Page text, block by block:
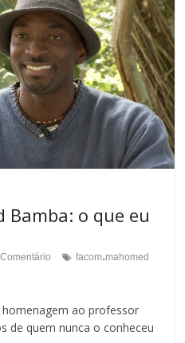
Bamba: o que eu
facom.mahomed
homenagem ao professor
de quem nunca o conheceu